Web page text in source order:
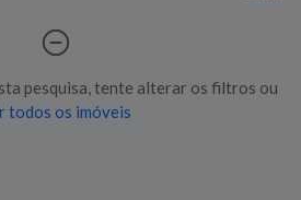
pesquisa, tente alterar os filtros ou
todos os imóveis